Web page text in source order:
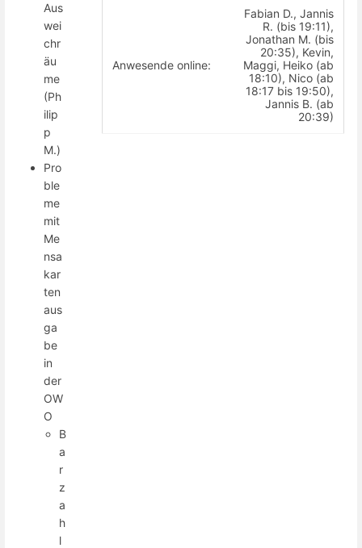
Anwesende online:
Fabian D., Jannis
R. (bis 19:11),
Jonathan M. (bis
20:35), Kevin,
Maggi, Heiko (ab
18:10), Nico (ab
18:17 bis 19:50),
Jannis B. (ab
20:39)
Aus
wei
chr
äu
me
(Ph
ilip
p
M.)
Pro
ble
me
mit
Me
nsa
kar
ten
aus
ga
be
in
der
OW
O
B
a
r
z
a
h
l